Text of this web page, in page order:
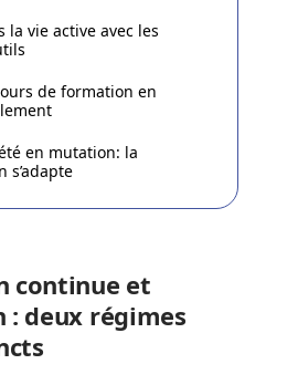
la vie active avec les
de formation en
en mutation: la
s’adapte
continue et
deux régimes